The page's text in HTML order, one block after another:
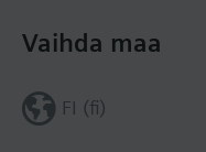
Vaihda maa
FI (fi)